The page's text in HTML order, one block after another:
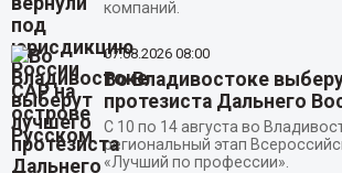
компаний.
07.08.2026 08:00
Во Владивостоке
протезиста Дальнего
С 10 по 14 августа во
региональный этап
«Лучший по профессии».